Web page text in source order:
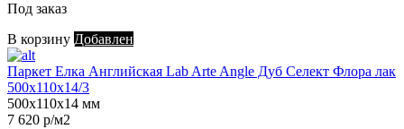
Под заказ
В корзину Добавлен
Паркет Елка Английская Lab Arte Angle Дуб Селект Флора лак
500х110х14/3
500х110х14 мм
7 620 р/м2